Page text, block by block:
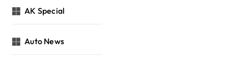
AK Special
Auto News